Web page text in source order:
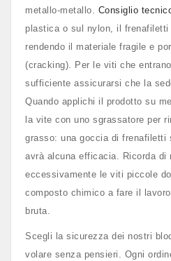
metallo-metallo. Consiglio
plastica o sul nylon, il frenafiletti
rendendo il materiale fragile e
(cracking). Per le viti che
sufficiente assicurarsi che la
Quando applichi il prodotto su
la vite con uno sgrassatore per
grasso: una goccia di frenafiletti
avrà alcuna efficacia. Ricorda di
eccessivamente le viti piccole
composto chimico a fare il
bruta.
Scegli la sicurezza dei nostri
volare senza pensieri. Ogni